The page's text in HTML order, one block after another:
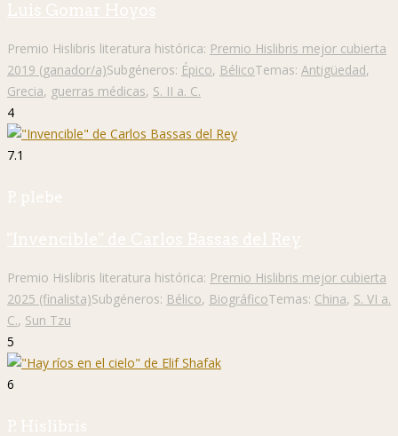
Luis Gomar Hoyos
Premio Hislibris literatura histórica: Premio Hislibris mejor cubierta
2019 (ganador/a)Subgéneros: Épico, BélicoTemas: Antigüedad,
Grecia, guerras médicas, S. II a. C.
4
7.1
P. plebe
"Invencible" de Carlos Bassas del Rey
Premio Hislibris literatura histórica: Premio Hislibris mejor cubierta
2025 (finalista)Subgéneros: Bélico, BiográficoTemas: China, S. VI a.
C., Sun Tzu
5
6
P. Hislibris